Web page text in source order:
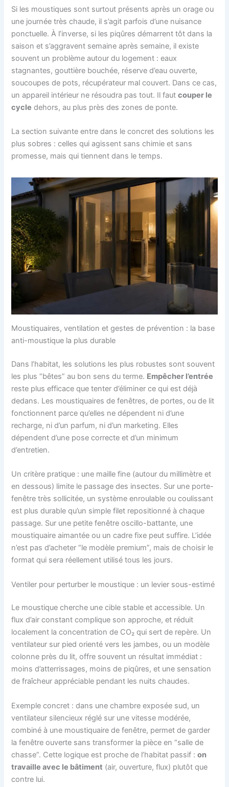
Si les moustiques sont surtout présents après un orage ou
une journée très chaude, il s’agit parfois d’une nuisance
ponctuelle. À l’inverse, si les piqûres démarrent tôt dans la
saison et s’aggravent semaine après semaine, il existe
souvent un problème autour du logement : eaux
stagnantes, gouttière bouchée, réserve d’eau ouverte,
soucoupes de pots, récupérateur mal couvert. Dans ce cas,
un appareil intérieur ne résoudra pas tout. Il fautcouper le
cycle dehors, au plus près des zones de ponte.
La section suivante entre dans le concret des solutions les
plus sobres : celles qui agissent sans chimie et sans
promesse, mais qui tiennent dans le temps.
Moustiquaires, ventilation et gestes de prévention : la base
anti-moustique la plus durable
Dans l’habitat, les solutions les plus robustes sont souvent
les plus “bêtes” au bon sens du terme. Empêcher l’entrée
reste plus efficace que tenter d’éliminer ce qui est déjà
dedans. Les moustiquaires de fenêtres, de portes, ou de lit
fonctionnent parce qu’elles ne dépendent ni d’une
recharge, ni d’un parfum, ni d’un marketing. Elles
dépendent d’une pose correcte et d’un minimum
d’entretien.
Un critère pratique : une maille fine (autour du millimètre et
en dessous) limite le passage des insectes. Sur une porte-
fenêtre très sollicitée, un système enroulable ou coulissant
est plus durable qu’un simple filet repositionné à chaque
passage. Sur une petite fenêtre oscillo-battante, une
moustiquaire aimantée ou un cadre fixe peut suffire. L’idée
n’est pas d’acheter “le modèle premium”, mais de choisir le
format qui sera réellement utilisé tous les jours.
Ventiler pour perturber le moustique : un levier sous-estimé
Le moustique cherche une cible stable et accessible. Un
flux d’air constant complique son approche, et réduit
localement la concentration de CO₂ qui sert de repère. Un
ventilateur sur pied orienté vers les jambes, ou un modèle
colonne près du lit, offre souvent un résultat immédiat :
moins d’atterrissages, moins de piqûres, et une sensation
de fraîcheur appréciable pendant les nuits chaudes.
Exemple concret : dans une chambre exposée sud, un
ventilateur silencieux réglé sur une vitesse modérée,
combiné à une moustiquaire de fenêtre, permet de garder
la fenêtre ouverte sans transformer la pièce en “salle de
chasse”. Cette logique est proche de l’habitat passif :on
travaille avec le bâtiment (air, ouverture, flux) plutôt que
contre lui.